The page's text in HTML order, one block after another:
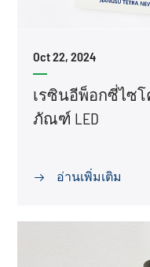
Oct 22, 2024
เรซินอีพ็อกซี่ไซ
ภัณฑ์ LED
 อ่านเพิ่มเติม